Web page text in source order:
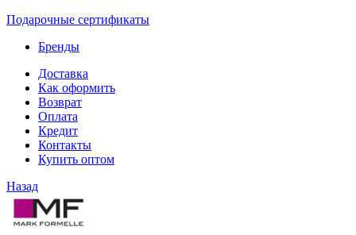
Подарочные сертификаты
Бренды
Доставка
Как оформить
Возврат
Оплата
Кредит
Контакты
Купить оптом
Назад